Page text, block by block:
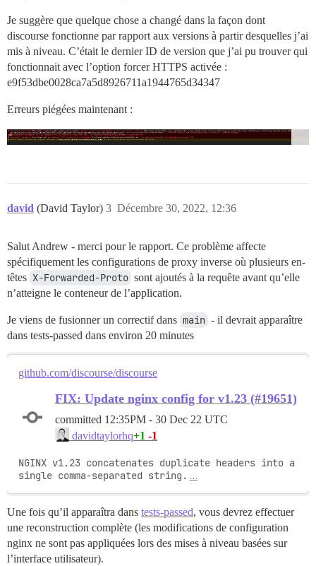
Je suggère que quelque chose a changé dans la façon dont
discourse fonctionne par rapport aux versions à partir desquelles j’ai
mis à niveau. C’était le dernier ID de version que j’ai pu trouver qui
fonctionnait avec l’option forcer HTTPS activée :
e9f53dbe0028ca7a5d8926711a1944765d34347
Erreurs piégées maintenant :
david (David Taylor) Décembre 30, 2022, 12:36
3
Salut Andrew - merci pour le rapport. Ce problème affecte
spécifiquement les configurations de proxy inverse où plusieurs en-
têtes X-Forwarded-Proto sont ajoutés à la requête avant qu’elle
n’atteigne le conteneur de l’application.
Je viens de fusionner un correctif dans main - il devrait apparaître
dans tests-passed dans environ 20 minutes
github.com/discourse/discourse
FIX: Update nginx config for v1.23 (#19651)
committed 12:35PM - 30 Dec 22 UTC
davidtaylorhq+1 -1
NGINX v1.23 concatenates duplicate headers into a
single comma-separated string. …
Une fois qu’il apparaîtra dans tests-passed, vous devrez effectuer
une reconstruction complète (les modifications de configuration
nginx ne sont pas appliquées lors des mises à niveau basées sur
l’interface utilisateur).